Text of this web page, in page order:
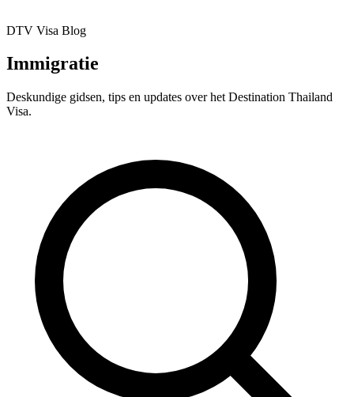
DTV Visa Blog
Immigratie
Deskundige gidsen, tips en updates over het Destination Thailand
Visa.